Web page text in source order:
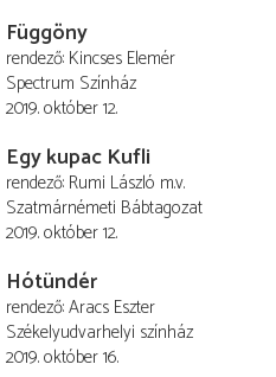
Függöny
rendező Kincses Elemér
Spectrum Színház
2019. október 12.
Egy kupac Kufli
rendező Rumi László m.v.
Szatmárnémeti Bábtagozat
2019. október 12.
Hótündér
rendező Aracs Eszter
Székelyudvarhelyi színház
2019. október 16.